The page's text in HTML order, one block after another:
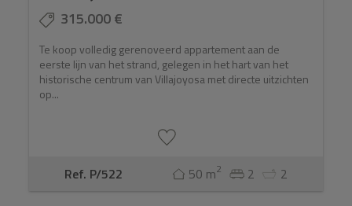
315.000 €
Te koop volledig gerenoveerd appartement aan de
eerste lijn van het strand, gelegen in het hart van het
historische centrum van Villajoyosa met directe uitzichten
op...
Ref. P/522 50 m2 2 2